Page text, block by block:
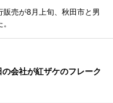
販売が8月上旬、秋田市と男
会社が紅ザケのフレーク